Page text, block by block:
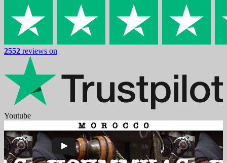
2552 reviews on
Youtube